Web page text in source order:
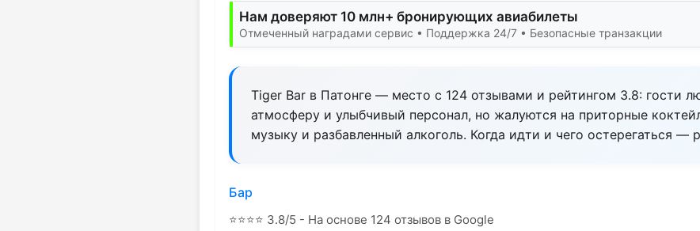
Нам доверяют 10 млн+ бронирующих авиабилеты
Отмеченный наградами сервис • Поддержка 24/7 • Безопасные транзакции
Tiger Bar в Патонге — место с 124 отзывами и рейтингом 3.8: гости
атмосферу и улыбчивый персонал, но жалуются на приторные
музыку и разбавленный алкоголь. Когда идти и чего остерегаться —
Бар
⭐⭐⭐⭐ 3.8/5 - На основе 124 отзывов в Google